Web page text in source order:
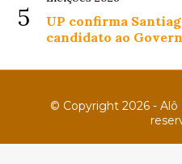
5
UP confirma
candidato ao
© Copyright 2026 - Alô